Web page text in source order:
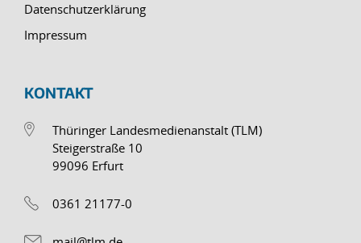
Datenschutzerklärung
Impressum
KONTAKT
Thüringer Landesmedienanstalt (TLM)
Steigerstraße 10
99096 Erfurt
0361 21177-0